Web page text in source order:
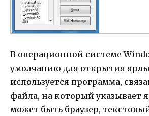
В операционной системе
умолчанию для открытия
используется программа,
файла, на который указывает
может быть браузер,